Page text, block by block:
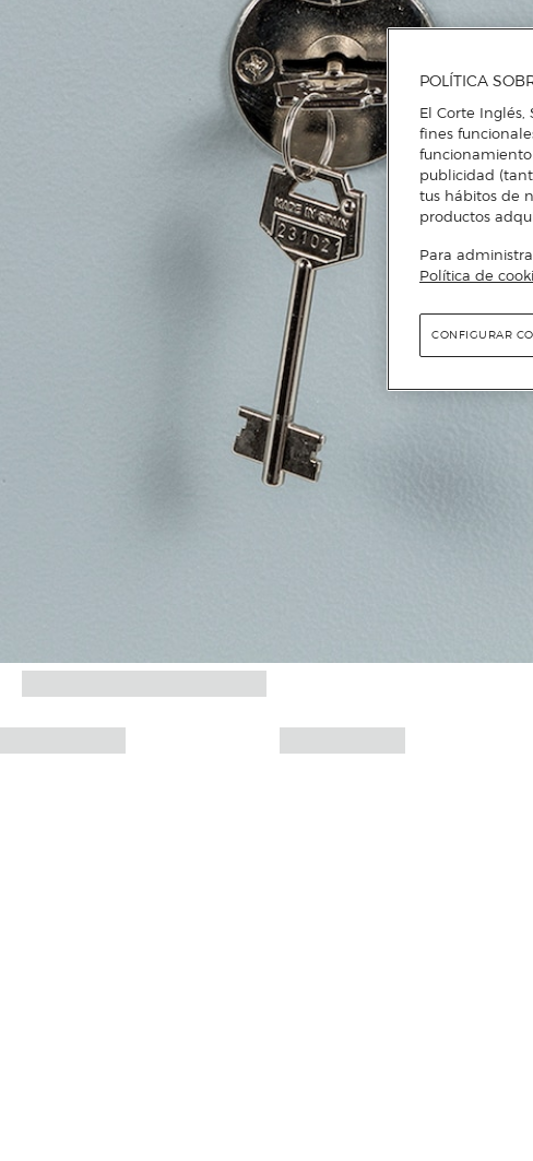
POLÍTICA
El Corte Inglés,
fines
publicidad
tus hábitos de
productos
Para
Política de
CONFIGURAR